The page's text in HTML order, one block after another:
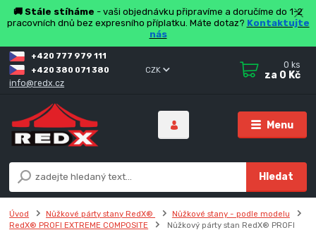
🚚 Stále stíháme - vaši objednávku připravíme a doručíme do 1-2
pracovních dnů bez expresního příplatku. Máte dotaz? Kontaktujte
nás
Menu
CZK
Hledat
+420 777 979 111
+420 380 071 380
info@redx.cz
0 ks
za 0 Kč
Úvod Nůžkové párty stany RedX®
Nůžkové stany - podle modelu
RedX® PROFI EXTREME COMPOSITE
Nůžkový párty stan RedX® PROFI